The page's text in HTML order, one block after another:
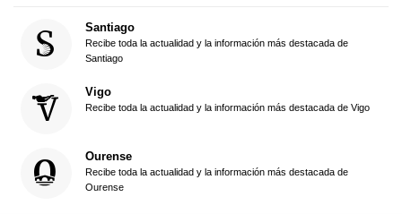
Santiago
Recibe toda la actualidad y la información más destacada de
Santiago
Vigo
Recibe toda la actualidad y la información más destacada de Vigo
Ourense
Recibe toda la actualidad y la información más destacada de
Ourense